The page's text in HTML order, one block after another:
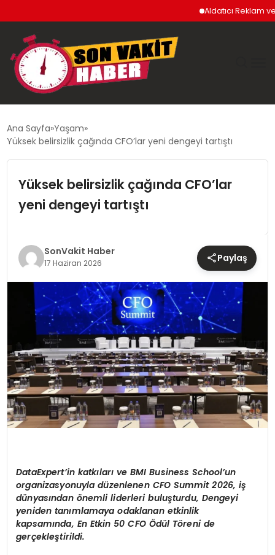
Aldatıcı Reklam ve
DÜNYA
EKONOMI
SPOR
TEKNOLOJI
YAŞAM
Ana Sayfa Yaşam
Yüksek belirsizlik çağında CFO’lar yeni dengeyi tartıştı
Yüksek belirsizlik çağında CFO’lar
yeni dengeyi tartıştı
SonVakit Haber
17 Haziran 2026 Paylaş
DataExpert’in katkıları ve BMI Business School’un
organizasyonuyla düzenlenen CFO Summit 2026, iş
dünyasından önemli liderleri buluşturdu, Dengeyi
yeniden tanımlamaya odaklanan etkinlik
kapsamında, En Etkin 50 CFO Ödül Töreni de
gerçekleştirildi.